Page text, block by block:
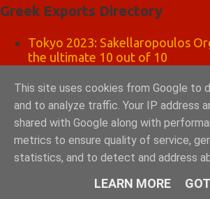
Greek Exports Directory
Tokyo 2023: Sakellaropoulos
the ultimate 10 out of 10
GRAD ΔΙΕΘΝΗ ΜΕΣΙΤΙΚΑ
ΣΠΑΡΤΗ ΛΑΚΩΝΙΑ
This site uses cookies from Google to
and to analyze traffic. Your IP address
shared with Google along with
metrics to ensure quality of service,
statistics, and to detect and address
LEARN MORE